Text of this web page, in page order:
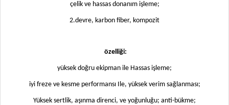
çelik ve hassas donanım işleme;
2.devre, karbon fiber, kompozit
özelliği:
yüksek doğru ekipman ile Hassas işleme;
iyi freze ve kesme performansı Ile, yüksek verim sağlanması;
Yüksek sertlik, aşınma direnci, ve yoğunluğu; anti-bükme;